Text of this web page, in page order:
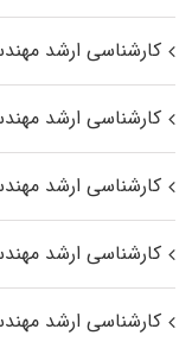
کارشناسی ارشد
کارشناسی ارشد
کارشناسی ارشد
کارشناسی ارشد
کارشناسی ارشد